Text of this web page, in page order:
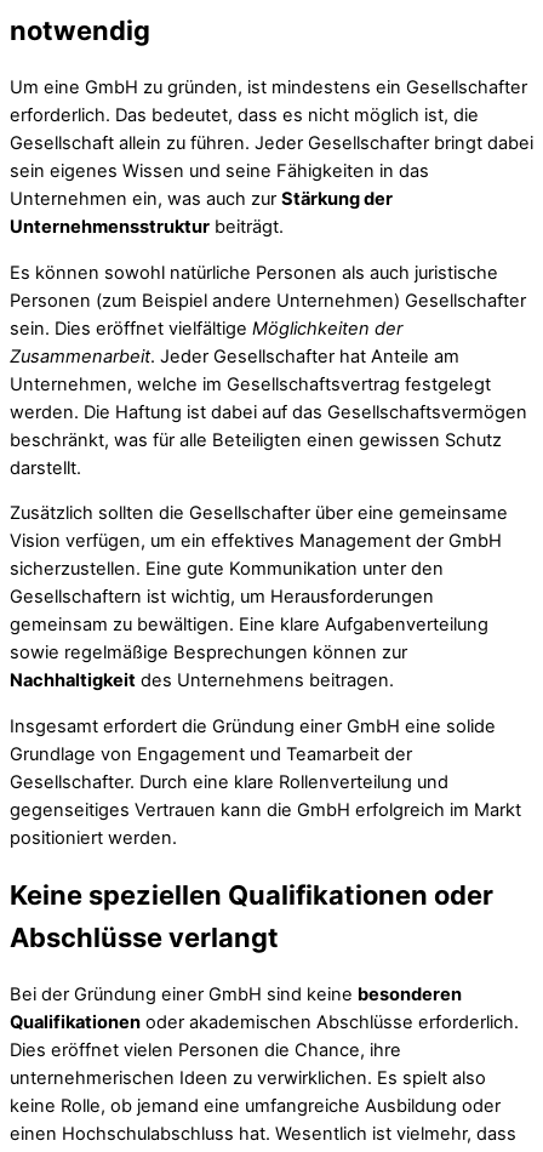
notwendig
Um eine GmbH zu gründen, ist mindestens ein Gesellschafter
erforderlich. Das bedeutet, dass es nicht möglich ist, die
Gesellschaft allein zu führen. Jeder Gesellschafter bringt dabei
sein eigenes Wissen und seine Fähigkeiten in das
Unternehmen ein, was auch zur Stärkung der
Unternehmensstruktur beiträgt.
Es können sowohl natürliche Personen als auch juristische
Personen (zum Beispiel andere Unternehmen) Gesellschafter
sein. Dies eröffnet vielfältige Möglichkeiten der
Zusammenarbeit. Jeder Gesellschafter hat Anteile am
Unternehmen, welche im Gesellschaftsvertrag festgelegt
werden. Die Haftung ist dabei auf das Gesellschaftsvermögen
beschränkt, was für alle Beteiligten einen gewissen Schutz
darstellt.
Zusätzlich sollten die Gesellschafter über eine gemeinsame
Vision verfügen, um ein effektives Management der GmbH
sicherzustellen. Eine gute Kommunikation unter den
Gesellschaftern ist wichtig, um Herausforderungen
gemeinsam zu bewältigen. Eine klare Aufgabenverteilung
sowie regelmäßige Besprechungen können zur
Nachhaltigkeit des Unternehmens beitragen.
Insgesamt erfordert die Gründung einer GmbH eine solide
Grundlage von Engagement und Teamarbeit der
Gesellschafter. Durch eine klare Rollenverteilung und
gegenseitiges Vertrauen kann die GmbH erfolgreich im Markt
positioniert werden.
Keine speziellen Qualifikationen oder
Abschlüsse verlangt
Bei der Gründung einer GmbH sind keine besonderen
Qualifikationen oder akademischen Abschlüsse erforderlich.
Dies eröffnet vielen Personen die Chance, ihre
unternehmerischen Ideen zu verwirklichen. Es spielt also
keine Rolle, ob jemand eine umfangreiche Ausbildung oder
einen Hochschulabschluss hat. Wesentlich ist vielmehr, dass